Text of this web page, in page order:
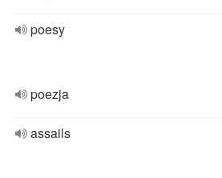
poesy
poezja
assails